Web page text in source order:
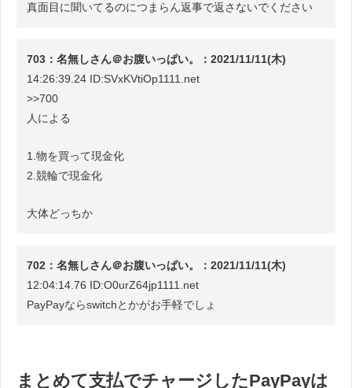
真面目に聞いてるのにつまらん返事で返さないでください
703：名無しさん＠お腹いっぱい。：2021/11/11(木)
14:26:39.24 ID:SVxKVtiOp1111.net
>>700
人による
1.物を買って現金化
2.競輪で現金化
大体どっちか
702：名無しさん＠お腹いっぱい。：2021/11/11(木)
12:04:14.76 ID:O0urZ64jp1111.net
PayPayならswitchとかがお手軽でしょ
まとめて支払でチャージしたPayPayは